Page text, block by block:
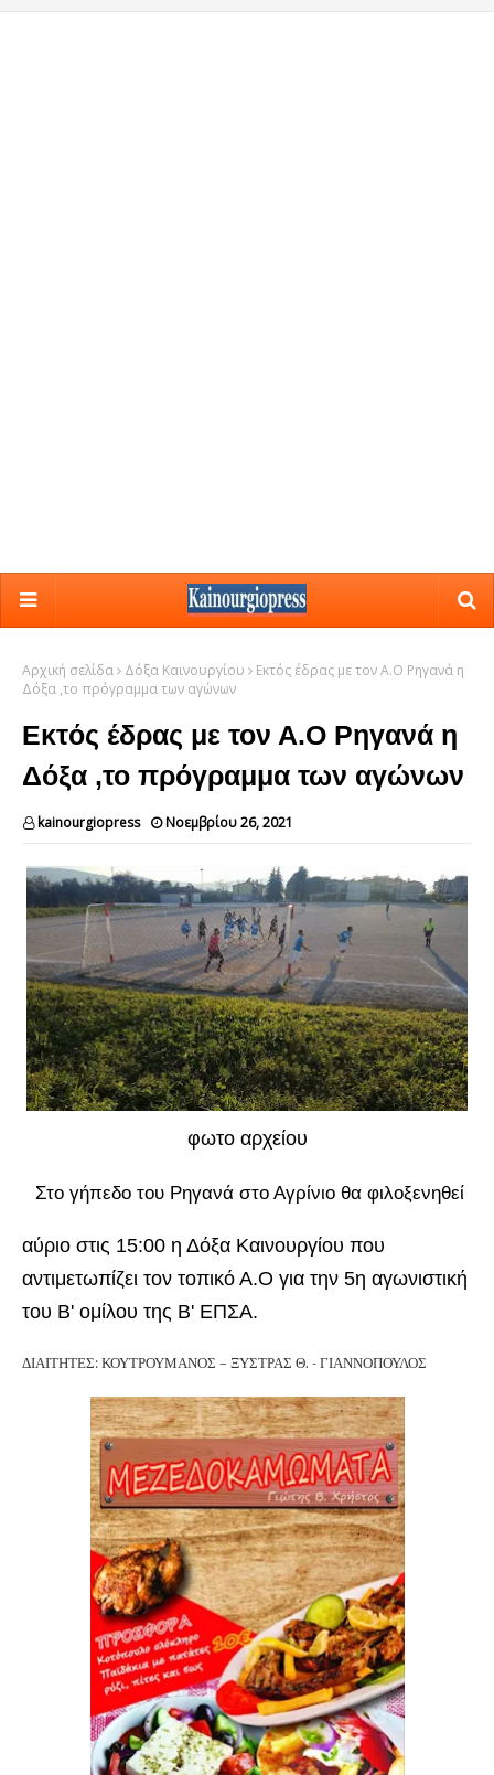
Αρχική σελίδα Δόξα Καινουργίου
Εκτός έδρας με τον Α.Ο Ρηγανά η
Δόξα ,το πρόγραμμα των αγώνων
Εκτός έδρας με τον Α.Ο Ρηγανά η
Δόξα ,το πρόγραμμα των αγώνων
kainourgiopress Νοεμβρίου 26, 2021
φωτο αρχείου
Στο γήπεδο του Ρηγανά στο Αγρίνιο θα φιλοξενηθεί
αύριο στις 15:00 η Δόξα Καινουργίου που
αντιμετωπίζει τον τοπικό Α.Ο για την 5η αγωνιστική
του Β' ομίλου της Β' ΕΠΣΑ.
ΔΙΑΙΤΗΤΕΣ: ΚΟΥΤΡΟΥΜΑΝΟΣ – ΞΥΣΤΡΑΣ Θ. - ΓΙΑΝΝΟΠΟΥΛΟΣ